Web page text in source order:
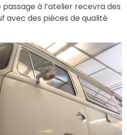
à l’atelier recevra des
avec des pièces de qualité